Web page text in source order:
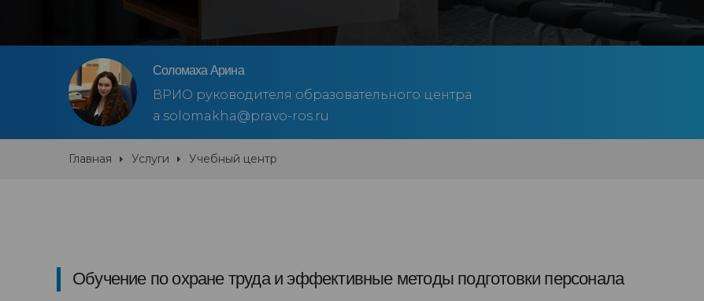
Соломаха Арина
ВРИО руководителя образовательного центра
a.solomakha@pravo-ros.ru
Главная Услуги Учебный центр
Обучение по охране труда и эффективные методы подготовки персонала